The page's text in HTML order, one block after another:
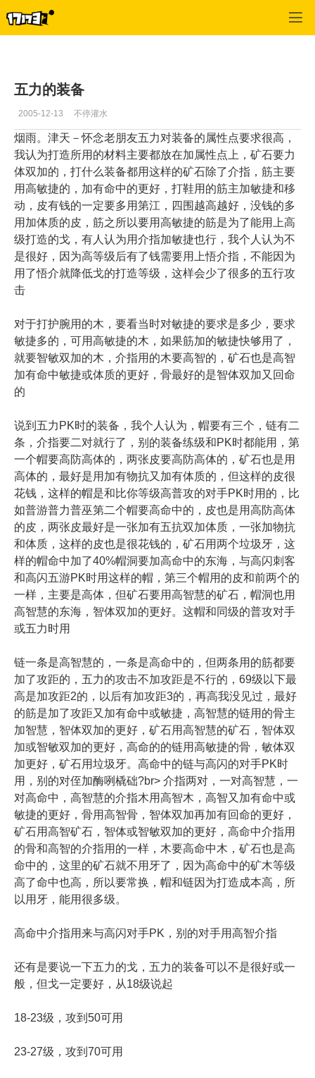
五力的装备
2005-12-13 不停灌水
烟雨。津天－怀念老朋友五力对装备的属性点要求很高，
我认为打造所用的材料主要都放在加属性点上，矿石要力
体双加的，打什么装备都用这样的矿石除了介指，筋主要
用高敏捷的，加有命中的更好，打鞋用的筋主加敏捷和移
动，皮有钱的一定要多用第江，四围越高越好，没钱的多
用加体质的皮，筋之所以要用高敏捷的筋是为了能用上高
级打造的戈，有人认为用介指加敏捷也行，我个人认为不
是很好，因为高等级后有了钱需要用上悟介指，不能因为
用了悟介就降低戈的打造等级，这样会少了很多的五行攻
击
对于打护腕用的木，要看当时对敏捷的要求是多少，要求
敏捷多的，可用高敏捷的木，如果筋加的敏捷快够用了，
就要智敏双加的木，介指用的木要高智的，矿石也是高智
加有命中敏捷或体质的更好，骨最好的是智体双加又回命
的
说到五力PK时的装备，我个人认为，帽要有三个，链有二
条，介指要二对就行了，别的装备练级和PK时都能用，第
一个帽要高防高体的，两张皮要高防高体的，矿石也是用
高体的，最好是用加有物抗又加有体质的，但这样的皮很
花钱，这样的帽是和比你等级高普攻的对手PK时用的，比
如普游普力普巫第二个帽要高命中的，皮也是用高防高体
的皮，两张皮最好是一张加有五抗双加体质，一张加物抗
和体质，这样的皮也是很花钱的，矿石用两个垃圾牙，这
样的帽命中加了40%帽洞要加高命中的东海，与高闪刺客
和高闪五游PK时用这样的帽，第三个帽用的皮和前两个的
一样，主要是高体，但矿石要用高智慧的矿石，帽洞也用
高智慧的东海，智体双加的更好。这帽和同级的普攻对手
或五力时用
链一条是高智慧的，一条是高命中的，但两条用的筋都要
加了攻距的，五力的攻击不加攻距是不行的，69级以下最
高是加攻距2的，以后有加攻距3的，再高我没见过，最好
的筋是加了攻距又加有命中或敏捷，高智慧的链用的骨主
加智慧，智体双加的更好，矿石用高智慧的矿石，智体双
加或智敏双加的更好，高命的的链用高敏捷的骨，敏体双
加更好，矿石用垃圾牙。高命中的链与高闪的对手PK时
用，别的对侄加酶咧橇础?br> 介指两对，一对高智慧，一
对高命中，高智慧的介指木用高智木，高智又加有命中或
敏捷的更好，骨用高智骨，智体双加再加有回命的更好，
矿石用高智矿石，智体或智敏双加的更好，高命中介指用
的骨和高智的介指用的一样，木要高命中木，矿石也是高
命中的，这里的矿石就不用牙了，因为高命中的矿木等级
高了命中也高，所以要常换，帽和链因为打造成本高，所
以用牙，能用很多级。
高命中介指用来与高闪对手PK，别的对手用高智介指
还有是要说一下五力的戈，五力的装备可以不是很好或一
般，但戈一定要好，从18级说起
18-23级，攻到50可用
23-27级，攻到70可用